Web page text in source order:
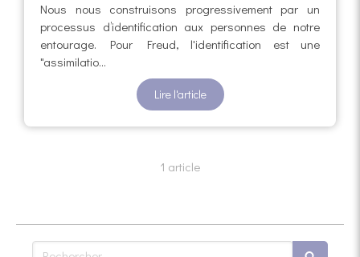
Nous nous construisons progressivement par un
processus d’identification aux personnes de notre
entourage. Pour Freud, l'identification est une
"assimilatio...
Lire l'article
1 article
Rechercher